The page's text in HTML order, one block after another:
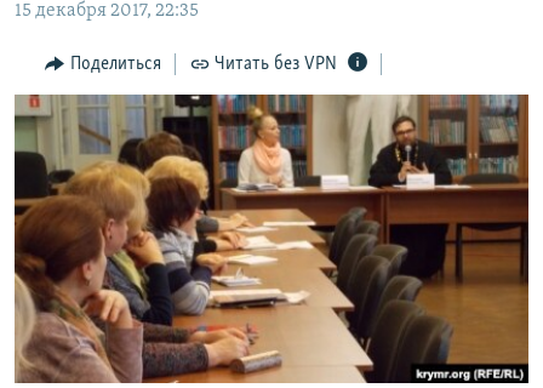
Вернутся
поиску
ИНТЕРАКТИВ
ИНФОГРАФИКА
ТЕЛЕПРОЕКТ КРЫМ.РЕАЛИИ
СОВЕТЫ ПРАВОЗАЩИТНИКОВ
ПРОПАВШИЕ БЕЗ ВЕСТИ
ПОБЕДИТЕЛЕЙ НЕ СУДЯТ?
КРЫМ.НЕПОКОРЕННЫЙ
ELIFBE
УКРАИНСКАЯ ПРОБЛЕМА КРЫМА
РАДІО СВОБОДА
КАК ОБОЙТИ БЛОКИРОВКУ
Українською
Qırımtatar
ПРИСОЕДИНЯЙТЕСЬ!
15 декабря 2017, 22:35
Поделиться Читать без VPN